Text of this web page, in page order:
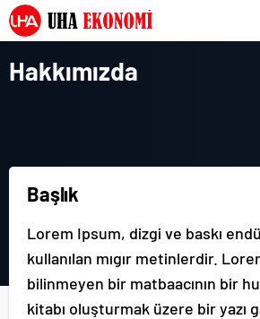
Hakkımızda
Başlık
Lorem Ipsum, dizgi ve baskı
kullanılan mıgır metinlerdir.
bilinmeyen bir matbaacının bir
kitabı oluşturmak üzere bir yazı